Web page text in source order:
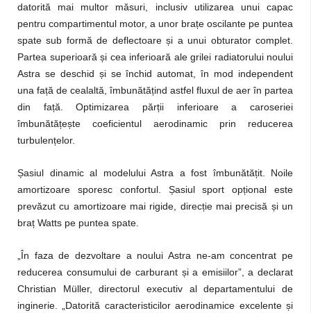
datorită mai multor măsuri, inclusiv utilizarea unui capac
pentru compartimentul motor, a unor brațe oscilante pe puntea
spate sub formă de deflectoare și a unui obturator complet.
Partea superioară și cea inferioară ale grilei radiatorului noului
Astra se deschid și se închid automat, în mod independent
una față de cealaltă, îmbunătățind astfel fluxul de aer în partea
din față. Optimizarea părții inferioare a caroseriei
îmbunătățește coeficientul aerodinamic prin reducerea
turbulențelor.
Șasiul dinamic al modelului Astra a fost îmbunătățit. Noile
amortizoare sporesc confortul. Șasiul sport opțional este
prevăzut cu amortizoare mai rigide, direcție mai precisă și un
braț Watts pe puntea spate.
„În faza de dezvoltare a noului Astra ne-am concentrat pe
reducerea consumului de carburant și a emisiilor”, a declarat
Christian Müller, directorul executiv al departamentului de
inginerie. „Datorită caracteristicilor aerodinamice excelente și